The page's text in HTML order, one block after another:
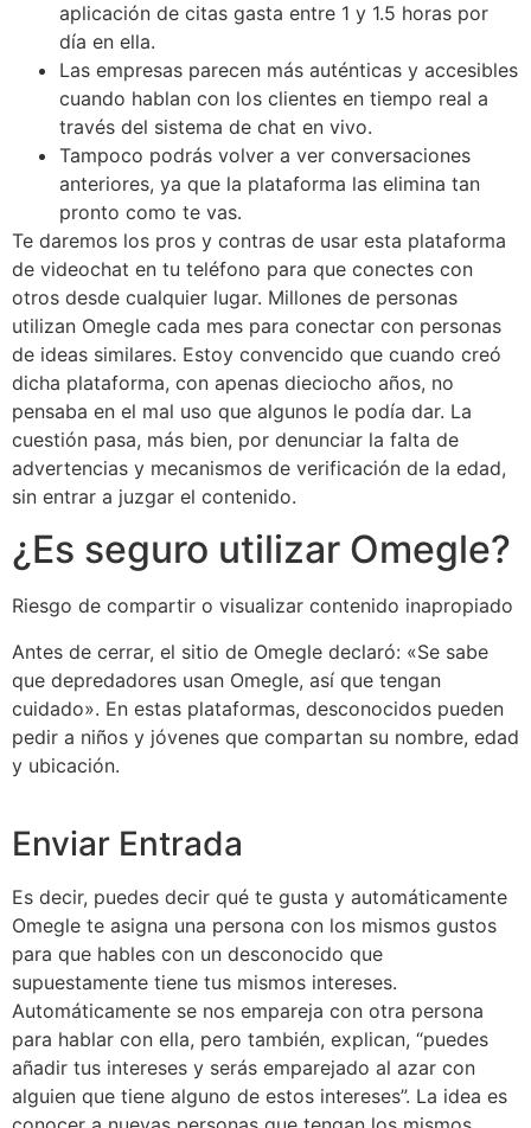
aplicación de citas gasta entre 1 y 1.5 horas por
día en ella.
Las empresas parecen más auténticas y accesibles
cuando hablan con los clientes en tiempo real a
través del sistema de chat en vivo.
Tampoco podrás volver a ver conversaciones
anteriores, ya que la plataforma las elimina tan
pronto como te vas.
Te daremos los pros y contras de usar esta plataforma
de videochat en tu teléfono para que conectes con
otros desde cualquier lugar. Millones de personas
utilizan Omegle cada mes para conectar con personas
de ideas similares. Estoy convencido que cuando creó
dicha plataforma, con apenas dieciocho años, no
pensaba en el mal uso que algunos le podía dar. La
cuestión pasa, más bien, por denunciar la falta de
advertencias y mecanismos de verificación de la edad,
sin entrar a juzgar el contenido.
¿Es seguro utilizar Omegle?
Riesgo de compartir o visualizar contenido inapropiado
Antes de cerrar, el sitio de Omegle declaró: «Se sabe
que depredadores usan Omegle, así que tengan
cuidado». En estas plataformas, desconocidos pueden
pedir a niños y jóvenes que compartan su nombre, edad
y ubicación.
Enviar Entrada
Es decir, puedes decir qué te gusta y automáticamente
Omegle te asigna una persona con los mismos gustos
para que hables con un desconocido que
supuestamente tiene tus mismos intereses.
Automáticamente se nos empareja con otra persona
para hablar con ella, pero también, explican, “puedes
añadir tus intereses y serás emparejado al azar con
alguien que tiene alguno de estos intereses”. La idea es